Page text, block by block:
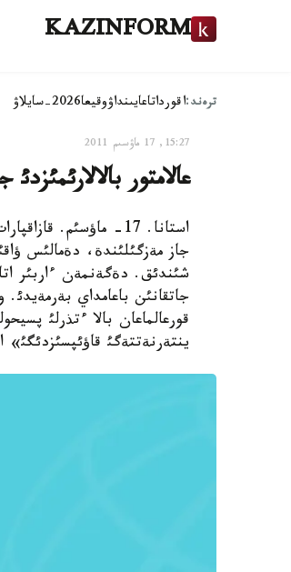
KAZINFORM
ترەند:اقورداتاعايىنداۋوقيعا2026-سايلاۋ
15:27, 17 ماۋسىم 2011
عالامتور
استانا. 17- ماؤسئم.
جاز مةزگئلئندة، دةمالئس
شئندئق. دةگةنمةن ءاربئر
جاتقانئن باعامداي بةرمةيدئ.
قورعالماعان بالا ءتذرلئ
ينتةرنةتتةگئ قاؤئپسئزدئگئ»